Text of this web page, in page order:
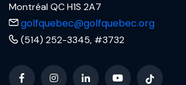
Montréal QC H1S 2A7
golfquebec@golfquebec.org
(514) 252-3345, #3732